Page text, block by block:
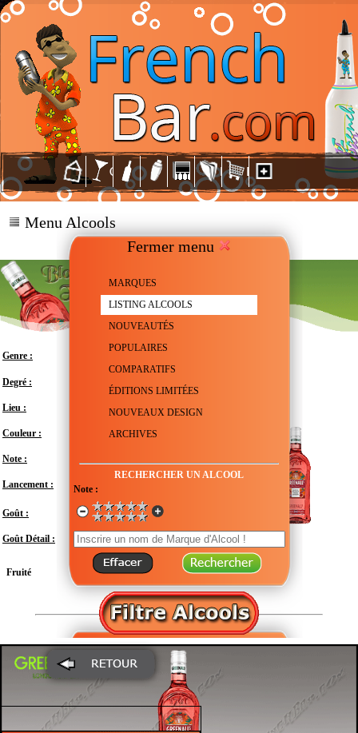
Fermer menu
MARQUES
LISTING ALCOOLS
NOUVEAUTÉS
POPULAIRES
COMPARATIFS
ÉDITIONS LIMITÉES
NOUVEAUX DESIGN
ARCHIVES
RECHERCHER UN ALCOOL
Note :
Menu Alcools
Genre :
Degré :
Lieu : Royaume-Uni - Angleterre - Londres
Couleur :
Note :
Lancement :
Goût : Doux
Goût Détail :
Fruité